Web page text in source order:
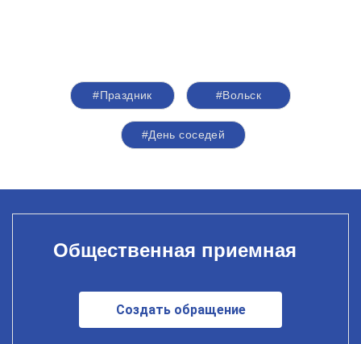
#Праздник #Вольск
#День соседей
Общественная приемная
Создать обращение